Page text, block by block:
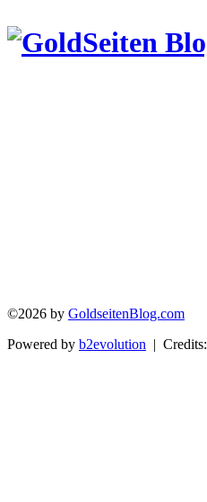
©2026 by GoldseitenBlog.com
Powered by b2evolution | Credits: